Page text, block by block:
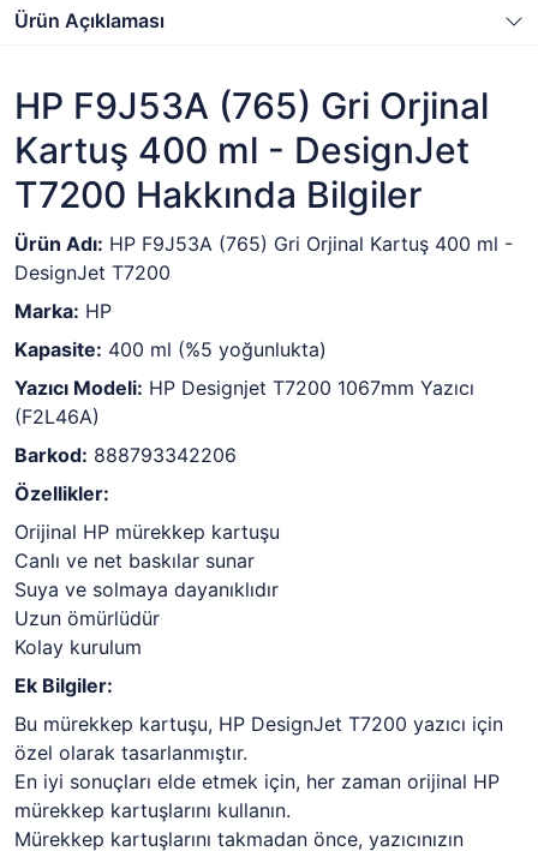
Ürün Açıklaması
HP F9J53A (765) Gri Orjinal
Kartuş 400 ml - DesignJet
T7200 Hakkında Bilgiler
Ürün Adı: HP F9J53A (765) Gri Orjinal Kartuş 400 ml -
DesignJet T7200
Marka: HP
Kapasite: 400 ml (%5 yoğunlukta)
Yazıcı Modeli: HP Designjet T7200 1067mm Yazıcı
(F2L46A)
Barkod: 888793342206
Özellikler:
Orijinal HP mürekkep kartuşu
Canlı ve net baskılar sunar
Suya ve solmaya dayanıklıdır
Uzun ömürlüdür
Kolay kurulum
Ek Bilgiler:
Bu mürekkep kartuşu, HP DesignJet T7200 yazıcı için
özel olarak tasarlanmıştır.
En iyi sonuçları elde etmek için, her zaman orijinal HP
mürekkep kartuşlarını kullanın.
Mürekkep kartuşlarını takmadan önce, yazıcınızın